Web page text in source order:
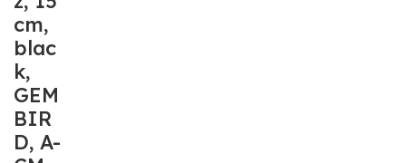
cm,
blac
k,
GEM
BIR
D, A-